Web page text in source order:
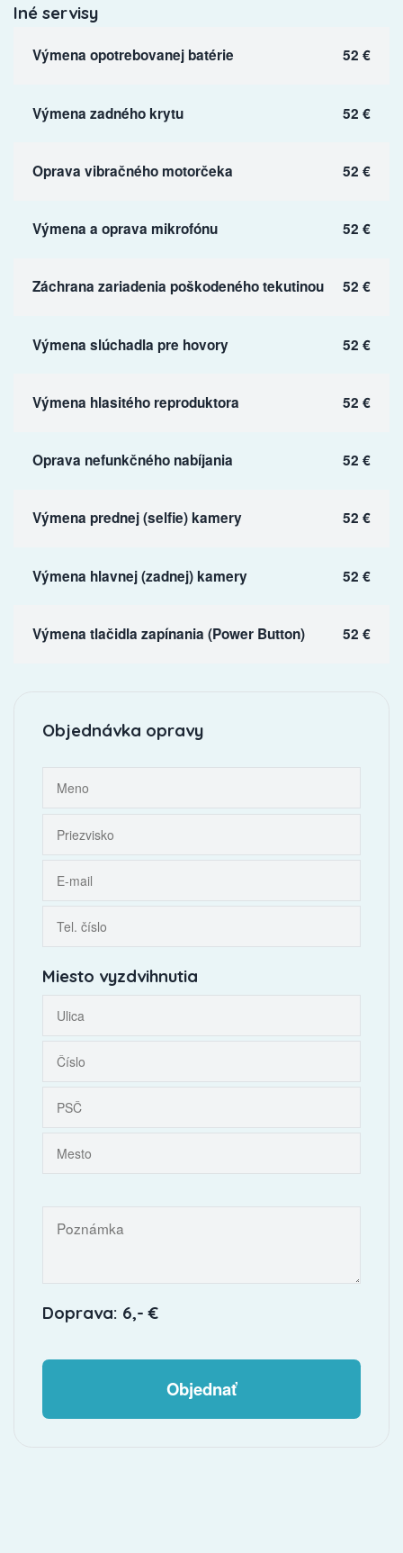
Iné servisy
Výmena opotrebovanej batérie 52 €
Výmena zadného krytu 52 €
Oprava vibračného motorčeka 52 €
Výmena a oprava mikrofónu 52 €
Záchrana zariadenia poškodeného tekutinou 52 €
Výmena slúchadla pre hovory 52 €
Výmena hlasitého reproduktora 52 €
Oprava nefunkčného nabíjania 52 €
Výmena prednej (selfie) kamery 52 €
Výmena hlavnej (zadnej) kamery 52 €
Výmena tlačidla zapínania (Power Button) 52 €
Objednávka opravy
Miesto vyzdvihnutia
Doprava: 6,- €
Objednať